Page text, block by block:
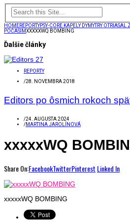
HOMEREPORTYPSY-CORE KAPELY DYMYTRY
POČASÍMXXXXXWQ BOMBING
Ďalšie články
REPORTY
/28. NOVEMBRA 2018
Editors po ôsmich rokoch
/24. AUGUSTA 2024
/MARTINA JAROLÍNOVÁ
xxxxxWQ
Share On:FacebookTwitterPinterest Linked In
xxxxxWQ BOMBING